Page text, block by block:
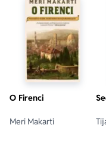
O Firenci
Meri Makarti